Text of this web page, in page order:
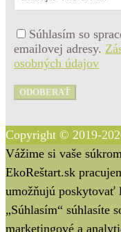
Súhlasím so
emailovej adresy.
osobných údajov
ODOBERAŤ
Copyright © 2019-
Vážime si vaše
EkoReštart.sk
umožňujú poskytovať
„Súhlasím“ súhlasíte
marketingové a